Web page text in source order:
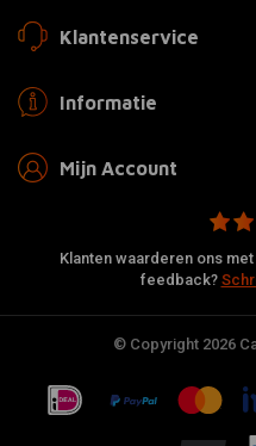
Klantenservice
Informatie
Mijn Account
Klanten waarderen ons
feedback?
© Copyright 2026